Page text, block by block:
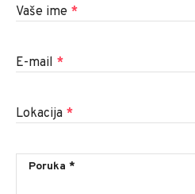
Vaše ime *
E-mail *
Lokacija *